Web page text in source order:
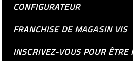
CONFIGURATEUR
FRANCHISE DE MAGASIN VIS
INSCRIVEZ-VOUS POUR ÊTRE